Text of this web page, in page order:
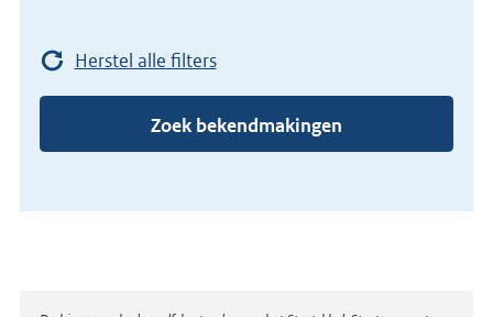
Herstel alle filters
Zoek bekendmakingen